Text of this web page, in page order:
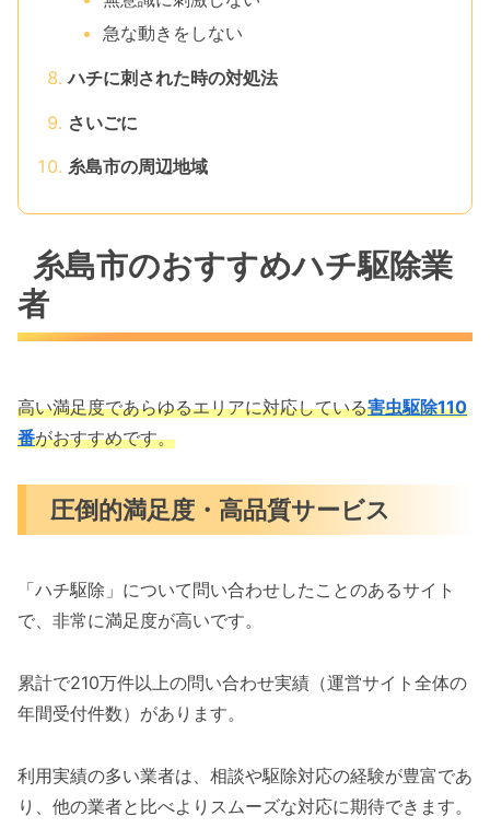
急な動きをしない
ハチに刺された時の対処法
さいごに
糸島市の周辺地域
糸島市のおすすめハチ駆除業
者
高い満足度であらゆるエリアに対応している害虫駆除110
番がおすすめです。
圧倒的満足度・高品質サービス
「ハチ駆除」について問い合わせしたことのあるサイト
で、非常に満足度が高いです。
累計で210万件以上の問い合わせ実績（運営サイト全体の
年間受付件数）があります。
利用実績の多い業者は、相談や駆除対応の経験が豊富であ
り、他の業者と比べよりスムーズな対応に期待できます。